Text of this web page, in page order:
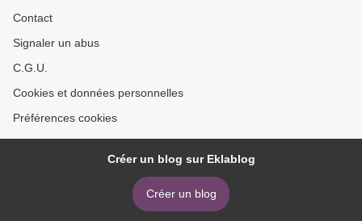
Contact
Signaler un abus
C.G.U.
Cookies et données personnelles
Préférences cookies
Créer un blog sur Eklablog
Créer un blog